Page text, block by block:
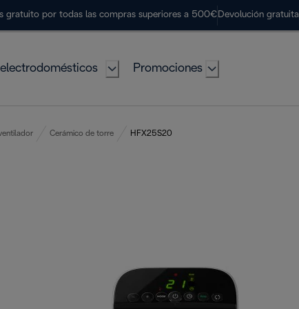
gratuito por todas las compras superiores a 500€ Devolución gratuita
Promociones
Cerámico de torre HFX25S20